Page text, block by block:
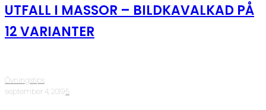
UTFALL I MASSOR – BILDKAVALKAD PÅ
12 VARIANTER
Övningstips
·september 4, 2019·5